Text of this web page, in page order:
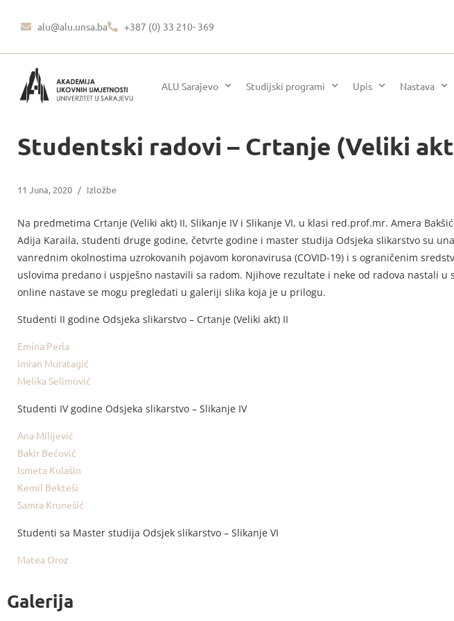
alu@alu.unsa.ba +387 (0) 33 210- 369
ALU Sarajevo Studijski programi Upis Nastava
Studentski radovi – Crtanje (Veliki
11 Juna, 2020 / Izložbe
Na predmetima Crtanje (Veliki akt) II, Slikanje IV i Slikanje VI, u klasi red.prof.mr. Amera
Adija Karaila, studenti druge godine, četvrte godine i master studija Odsjeka slikarstvo su
vanrednim okolnostima uzrokovanih pojavom koronavirusa (COVID-19) i s ograničenim
uslovima predano i uspješno nastavili sa radom. Njihove rezultate i neke od radova nastali u
online nastave se mogu pregledati u galeriji slika koja je u prilogu.
Studenti II godine Odsjeka slikarstvo – Crtanje (Veliki akt) II
Emina Perla
Imran Muratagić
Melika Selimović
Studenti IV godine Odsjeka slikarstvo – Slikanje IV
Ana Milijević
Bakir Bećović
Ismeta Kulašin
Kemil Bekteši
Samra Krunešić
Studenti sa Master studija Odsjek slikarstvo – Slikanje VI
Matea Oroz
Galerija